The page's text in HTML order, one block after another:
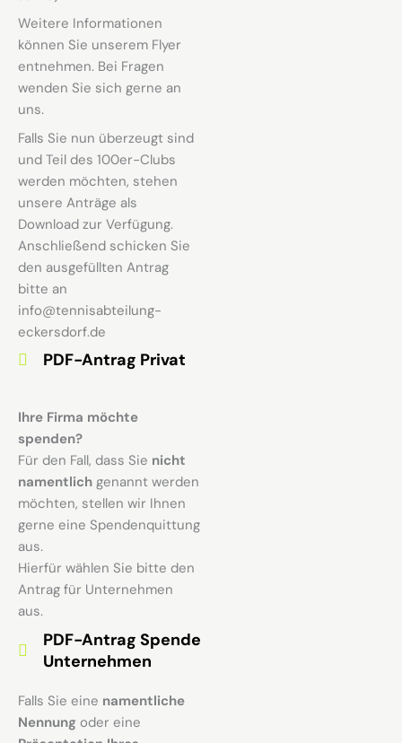
Weitere Informationen
können Sie unserem Flyer
entnehmen. Bei Fragen
wenden Sie sich gerne an
uns.
Falls Sie nun überzeugt sind
und Teil des 100er-Clubs
werden möchten, stehen
unsere Anträge als
Download zur Verfügung.
Anschließend schicken Sie
den ausgefüllten Antrag
bitte an
info@tennisabteilung-
eckersdorf.de
PDF-Antrag Privat
Ihre Firma möchte
spenden?
Für den Fall, dass Sie nicht
namentlich genannt werden
möchten, stellen wir Ihnen
gerne eine Spendenquittung
aus.
Hierfür wählen Sie bitte den
Antrag für Unternehmen
aus.
PDF-Antrag Spende
Unternehmen
Falls Sie eine namentliche
Nennung oder eine